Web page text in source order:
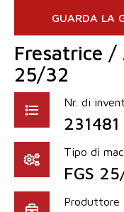
Fresatrice /
25/32
Nr. di
231481
Tipo di
FGS
Produttore